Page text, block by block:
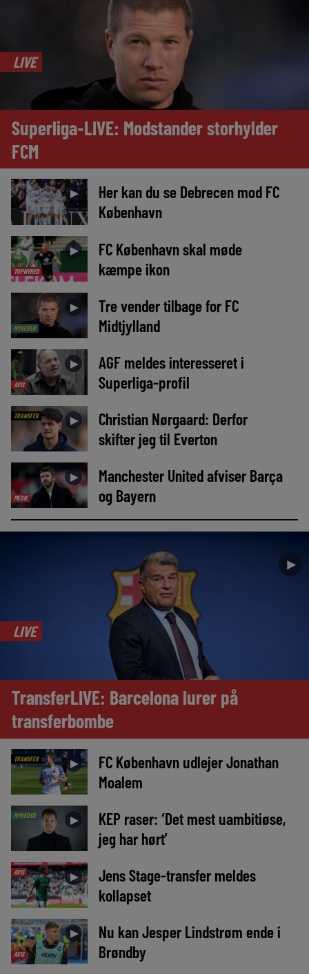
LIVE
Superliga-LIVE: Modstander storhylder
FCM
►
Her kan du se Debrecen mod FC
København
TOPNYHED
►
FC København skal møde
kæmpe ikon
NYHEDER
►
Tre vender tilbage for FC
Midtjylland
AVIS
►
AGF meldes interesseret i
Superliga-profil
TRANSFER ►
Christian Nørgaard: Derfor
skifter jeg til Everton
MEDIE
►
Manchester United afviser Barça
og Bayern
►
LIVE
TransferLIVE: Barcelona lurer på
transferbombe
TRANSFER ►
FC København udlejer Jonathan
Moalem
NYHEDER ►
KEP raser: ‘Det mest uambitiøse,
jeg har hørt’
AVIS ►
Jens Stage-transfer meldes
kollapset
AVIS
►
Nu kan Jesper Lindstrøm ende i
Brøndby